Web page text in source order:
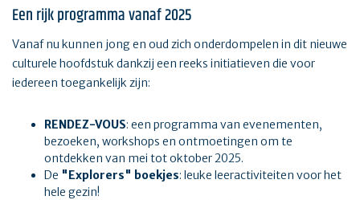
Een rijk programma vanaf 2025
Vanaf nu kunnen jong en oud zich onderdompelen in dit nieuwe
culturele hoofdstuk dankzij een reeks initiatieven die voor
iedereen toegankelijk zijn:
RENDEZ-VOUS: een programma van evenementen,
bezoeken, workshops en ontmoetingen om te
ontdekken van mei tot oktober 2025.
De "Explorers" boekjes: leuke leeractiviteiten voor het
hele gezin!